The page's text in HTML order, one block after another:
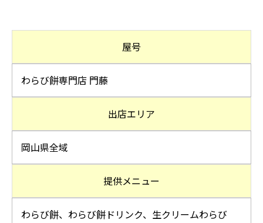
屋号
わらび餅専門店 門藤
出店エリア
岡山県全域
提供メニュー
わらび餅、わらび餅ドリンク、生クリームわらび